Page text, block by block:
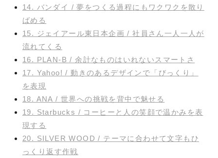
14. バンダイ / 夢をつくる過程にもワクワクを散り
ばめる
15. ジェイアール東日本企画 / 社員さん一人一人が
流れてくる
16. PLAN-B / 余計なものはいれないスマートさ
17. Yahoo! / 動きのあるデザインで「びっくり」
を表現
18. ANA / 世界への挑戦を背中で魅せる
19. Starbucks / コーヒーと人の笑顔で温かみを表
現する
20. SILVER WOOD / テーマに合わせて文字もひ
っくり返す作戦